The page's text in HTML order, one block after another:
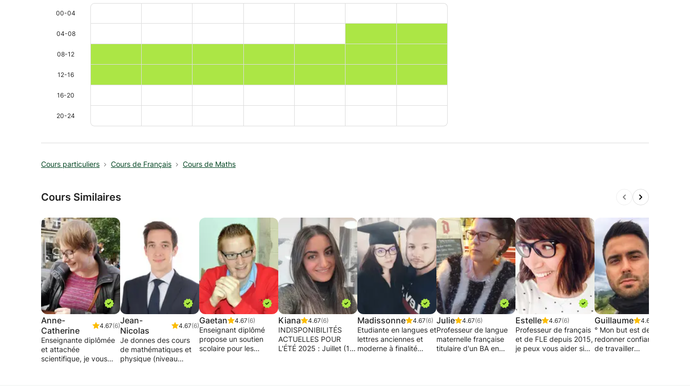
00-04
04-08
08-12
12-16
16-20
20-24
Cours particuliers Cours de Français Cours de Maths
Cours Similaires
Anne-
Catherine
4.67(6)
Enseignante diplômée
et attachée
scientifique, je vous
Jean-
Nicolas
4.67(6)
Je donnes des cours
de mathématiques et
physique (niveau
Gaetan 4.67(6)
Enseignant diplômé
propose un soutien
scolaire pour les
Kiana 4.67(6)
INDISPONIBILITÉS
ACTUELLES POUR
L'ÉTÉ 2025 : Juillet (14-
Madissonne 4.67(6)
Etudiante en langues et
lettres anciennes et
moderne à finalité
Julie 4.67(6)
Professeur de langue
maternelle française
titulaire d'un BA en
Estelle 4.67(6)
Professeur de français
et de FLE depuis 2015,
je peux vous aider si
Guillaume 4.67
° Mon but est de
redonner confiance et
de travailler